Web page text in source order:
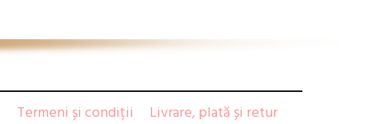
Termeni și condiții Livrare, plată și retur